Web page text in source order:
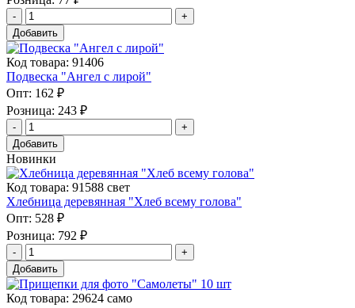
Добавить
Код товара: 91406
Подвеска "Ангел с лирой"
Опт: 162 ₽
Розница: 243 ₽
Добавить
Новинки
Код товара: 91588 свет
Хлебница деревянная "Хлеб всему голова"
Опт: 528 ₽
Розница: 792 ₽
Добавить
Код товара: 29624 само